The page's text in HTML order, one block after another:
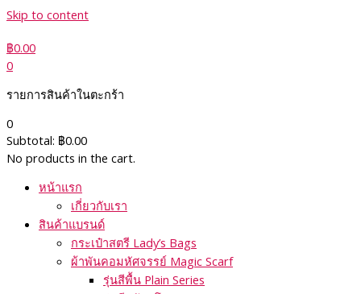
Skip to content
฿0.00
0
รายการสินค้าในตะกร้า
0
Subtotal: ฿0.00
No products in the cart.
หน้าแรก
เกี่ยวกับเรา
สินค้าแบรนด์
กระเป๋าสตรี Lady’s Bags
ผ้าพันคอมหัศจรรย์ Magic Scarf
รุ่นสีพื้น Plain Series